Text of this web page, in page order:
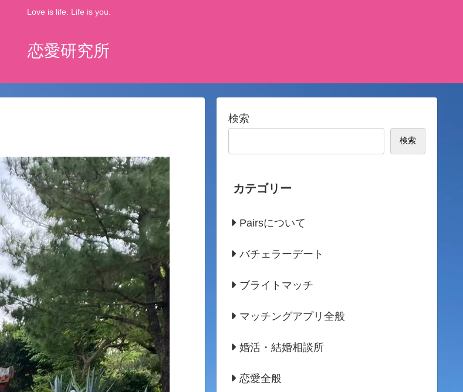
Love is life. Life is you.
恋愛研究所
検索
検索
カテゴリー
Pairsについて
バチェラーデート
ブライトマッチ
マッチングアプリ全般
婚活・結婚相談所
恋愛全般